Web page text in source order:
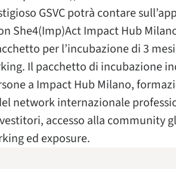
GSVC potrà contare
She4(Imp)Act Impact Hub
per l’incubazione di 3
Il pacchetto di incubazione
a Impact Hub Milano,
network internazionale
accesso alla community
ed exposure.